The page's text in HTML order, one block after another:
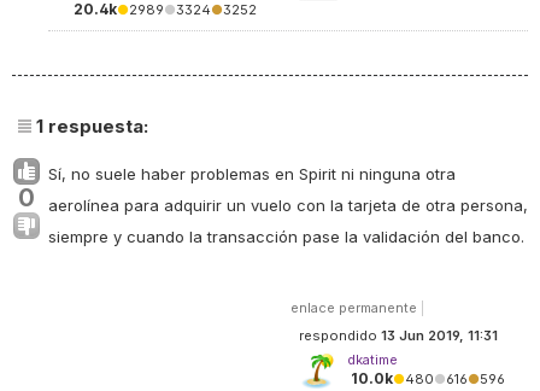
20.4k●2989●3324●3252
1 respuesta:
0
Sí, no suele haber problemas en Spirit ni ninguna otra
aerolínea para adquirir un vuelo con la tarjeta de otra persona,
siempre y cuando la transacción pase la validación del banco.
enlace permanente
respondido 13 Jun 2019, 11:31
dkatime
10.0k●480●616●596